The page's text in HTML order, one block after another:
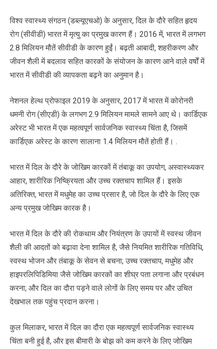
विश्व स्वास्थ्य संगठन (डब्ल्यूएचओ) के अनुसार, दिल के दौरे सहित हृदय
रोग (सीवीडी) भारत में मृत्यु का प्रमुख कारण हैं। 2016 में, भारत में लगभग
2.8 मिलियन मौतें सीवीडी के कारण हुईं। बढ़ती आबादी, शहरीकरण और
जीवन शैली में बदलाव सहित कारकों के संयोजन के कारण आने वाले वर्षों में
भारत में सीवीडी की व्यापकता बढ़ने का अनुमान है।
नेशनल हेल्थ प्रोफाइल 2019 के अनुसार, 2017 में भारत में कोरोनरी
धमनी रोग (सीएडी) के लगभग 2.9 मिलियन मामले सामने आए थे। कार्डिएक
अरेस्ट भी भारत में एक महत्वपूर्ण सार्वजनिक स्वास्थ्य चिंता है, जिसमें
कार्डिएक अरेस्ट के कारण सालाना 1.4 मिलियन मौतें होती हैं। .
भारत में दिल के दौरे के जोखिम कारकों में तंबाकू का उपयोग, अस्वास्थ्यकर
आहार, शारीरिक निष्क्रियता और उच्च रक्तचाप शामिल हैं। इसके
अतिरिक्त, भारत में मधुमेह का उच्च प्रसार है, जो दिल के दौरे के लिए एक
अन्य प्रमुख जोखिम कारक है।
भारत में दिल के दौरे की रोकथाम और नियंत्रण के उपायों में स्वस्थ जीवन
शैली की आदतों को बढ़ावा देना शामिल है, जैसे नियमित शारीरिक गतिविधि,
स्वस्थ भोजन और तंबाकू के सेवन से बचना; उच्च रक्तचाप, मधुमेह और
हाइपरलिपिडिमिया जैसे जोखिम कारकों का शीघ्र पता लगाना और प्रबंधन
करना; और दिल का दौरा पड़ने वाले लोगों के लिए समय पर और उचित
देखभाल तक पहुंच प्रदान करना।
कुल मिलाकर, भारत में दिल का दौरा एक महत्वपूर्ण सार्वजनिक स्वास्थ्य
चिंता बनी हुई है, और इस बीमारी के बोझ को कम करने के लिए जोखिम